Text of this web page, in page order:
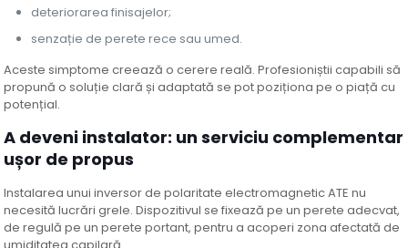
deteriorarea finisajelor;
senzație de perete rece sau umed.
Aceste simptome creează o cerere reală. Profesioniștii capabili să
propună o soluție clară și adaptată se pot poziționa pe o piață cu
potențial.
A deveni instalator: un serviciu complementar
ușor de propus
Instalarea unui inversor de polaritate electromagnetic ATE nu
necesită lucrări grele. Dispozitivul se fixează pe un perete adecvat,
de regulă pe un perete portant, pentru a acoperi zona afectată de